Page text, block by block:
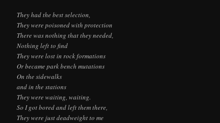
They had the best selection,
They were poisoned with protection
There was nothing that they needed,
Nothing left to find
They were lost in rock formations
Or became park bench mutations
On the sidewalks
and in the stations
They were waiting, waiting.
So I got bored and left them there,
They were just deadweight to me